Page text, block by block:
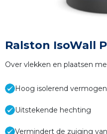
Ralston IsoWall
Over vlekken en plaatsen
Hoog isolerend vermogen
Uitstekende hechting
Vermindert de zuiging